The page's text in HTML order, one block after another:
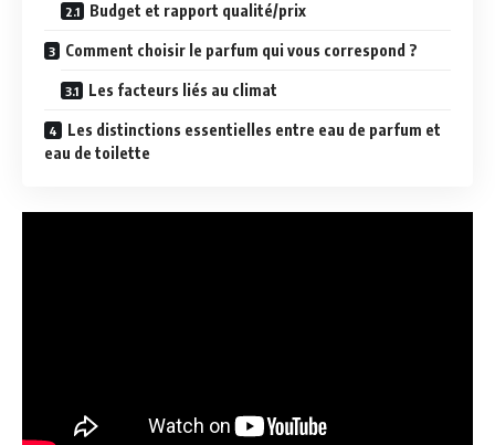
Budget et rapport qualité/prix
Comment choisir le parfum qui vous correspond ?
Les facteurs liés au climat
Les distinctions essentielles entre eau de parfum et
eau de toilette